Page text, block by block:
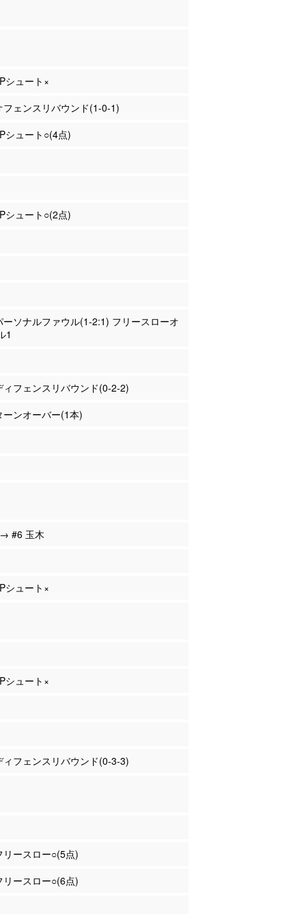
シュート×
フェンスリバウンド(1-0-1)
シュート○(4点)
シュート○(2点)
ーソナルファウル(1-2:1) フリースローオ
1
ィフェンスリバウンド(0-2-2)
ンオーバー(1本)
#6 玉木
シュート×
シュート×
ィフェンスリバウンド(0-3-3)
ースロー○(5点)
ースロー○(6点)